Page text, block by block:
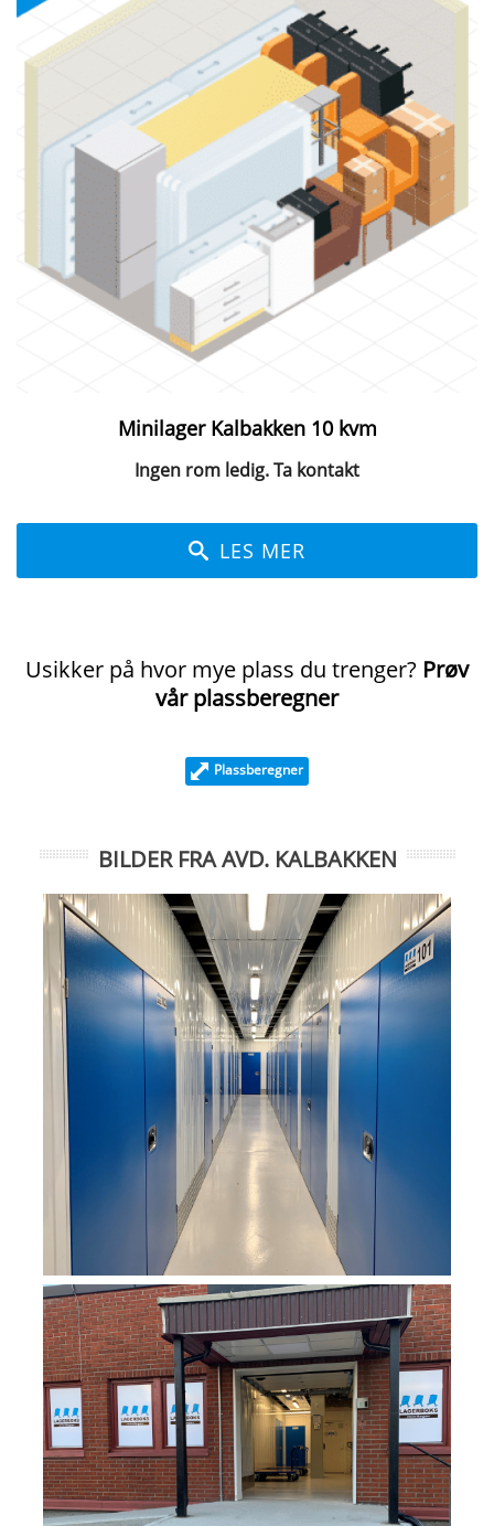
Minilager Kalbakken 10 kvm
Ingen rom ledig. Ta kontakt
LES MER
Usikker på hvor mye plass du trenger? Prøv
vår plassberegner
Plassberegner
BILDER FRA AVD. KALBAKKEN